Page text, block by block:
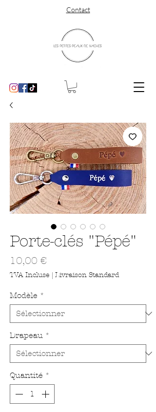
Contact
Porte-clés "Pépé"
10,00 €
TVA Incluse | Livraison Standard
Modèle *
Drapeau *
Quantité *